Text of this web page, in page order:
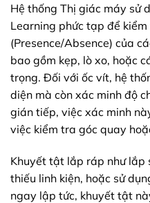
Hệ thống Thị giác máy sử
Learning phức tạp để
(Presence/Absence) của
bao gồm kẹp, lò xo, hoặc
trọng. Đối với ốc vít, hệ
diện mà còn xác minh độ
gián tiếp, việc xác minh
việc kiểm tra góc quay
Khuyết tật lắp ráp như lắp
thiếu linh kiện, hoặc sử
ngay lập tức, khuyết tật